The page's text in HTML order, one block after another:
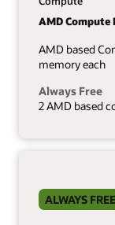
AMD Compute
AMD based
memory each
Always Free
2 AMD based
ALWAYS FREE